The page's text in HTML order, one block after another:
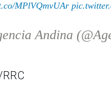
MPlVQmvUAr
Andina